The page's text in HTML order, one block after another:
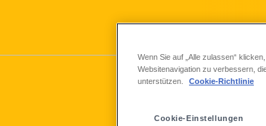
Lernen
Wenn Sie auf „Alle zulassen“
Websitenavigation zu verbessern,
unterstützen.
Cookie-Richtlinie
Cookie-Einstellungen